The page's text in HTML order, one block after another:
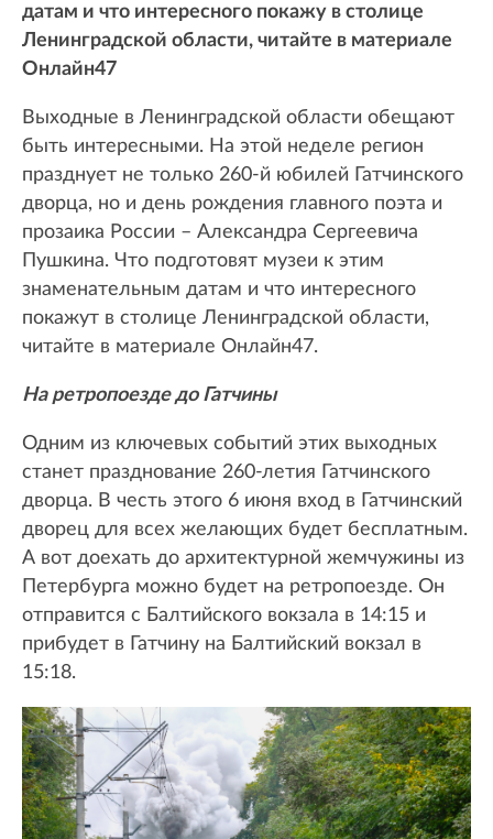
датам и что интересного покажу в столице
Ленинградской области, читайте в материале
Онлайн47
Выходные в Ленинградской области обещают
быть интересными. На этой неделе регион
празднует не только 260-й юбилей Гатчинского
дворца, но и день рождения главного поэта и
прозаика России – Александра Сергеевича
Пушкина. Что подготовят музеи к этим
знаменательным датам и что интересного
покажут в столице Ленинградской области,
читайте в материале Онлайн47.
На ретропоезде до Гатчины
Одним из ключевых событий этих выходных
станет празднование 260-летия Гатчинского
дворца. В честь этого 6 июня вход в Гатчинский
дворец для всех желающих будет бесплатным.
А вот доехать до архитектурной жемчужины из
Петербурга можно будет на ретропоезде. Он
отправится с Балтийского вокзала в 14:15 и
прибудет в Гатчину на Балтийский вокзал в
15:18.